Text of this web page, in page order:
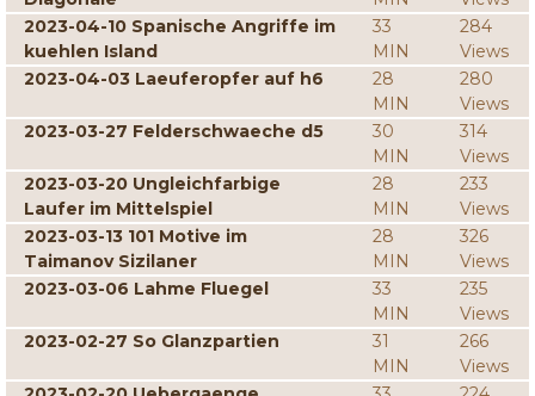
2023-04-10 Spanische Angriffe im
kuehlen Island
33
MIN
284
Views
2023-04-03 Laeuferopfer auf h6
28
MIN
280
Views
2023-03-27 Felderschwaeche d5
30
MIN
314
Views
2023-03-20 Ungleichfarbige
Laufer im Mittelspiel
28
MIN
233
Views
2023-03-13 101 Motive im
Taimanov Sizilaner
28
MIN
326
Views
2023-03-06 Lahme Fluegel
33
MIN
235
Views
2023-02-27 So Glanzpartien
31
MIN
266
Views